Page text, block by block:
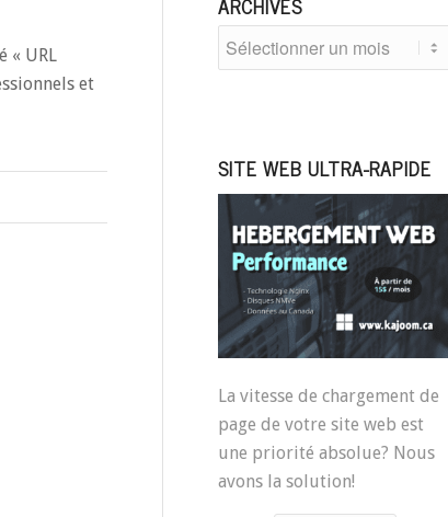
« URL
et
SITE WEB ULTRA-RAPIDE
La vitesse de chargement de
page de votre site web est
une priorité absolue? Nous
avons la solution!